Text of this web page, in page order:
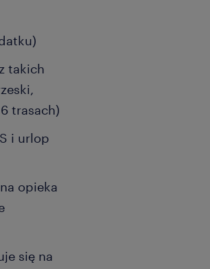
takich
trasach)
i urlop
opieka
się na